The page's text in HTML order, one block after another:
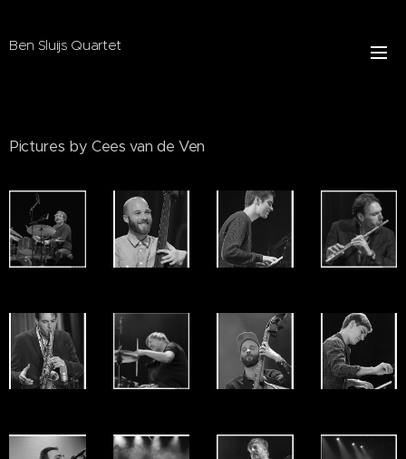
Ben Sluijs Quartet
Pictures by Cees van de Ven